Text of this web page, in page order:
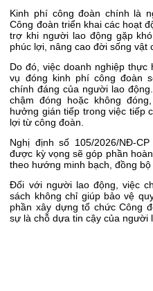
Kinh phí công đoàn chính là
Công đoàn triển khai các hoạt
trợ khi người lao động gặp
phúc lợi, nâng cao đời sống vật
Do đó, việc doanh nghiệp
vụ đóng kinh phí công đoàn
chính đáng của người lao
chậm đóng hoặc không
hưởng gián tiếp trong việc tiếp
lợi từ công đoàn.
Nghị định số 105/2026/NĐ-
được kỳ vọng sẽ góp phần
theo hướng minh bạch, đồng
Đối với người lao động, việc
sách không chỉ giúp bảo vệ
phần xây dựng tổ chức Công
sự là chỗ dựa tin cậy của người